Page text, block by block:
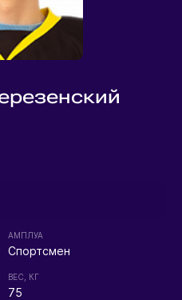
АМПЛУА
Спортсмен
ВЕС, КГ
75